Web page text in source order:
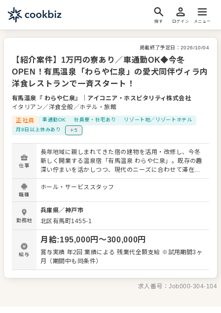
探す ログイン メニュー
掲載終了予定日： 2026/10/04
【紹介案件】1万円の寮あり／車通勤OK◆今冬
OPEN！有馬温泉「わらや仁泉」の愛犬同伴ヴィラ内
洋食レストランで一斉スタート！
有馬温泉『 わらや仁泉』
アイコニア・ホスピタリティ株式会社
イタリアン／洋食全般／ホテル・旅館
正社員
車通勤OK 社員寮・社宅あり
リゾート地／リゾートホテル
月8日以上休みあり
＋5
仕事
長年地域に親しまれてきた宿の建物を活用・改修し、今冬
新しく開業する温泉宿「有馬温泉 わらや仁泉」。既存の趣
深い佇まいを活かしつつ、現代のニーズに合わせて滞在体
験を再構築し、新たな有馬の魅力を提供する新施設が誕生
します！ この新しい施設サービスをイチから盛り上げてく
スタッフを大募集！全員が横並びの一斉スタートなので、
人間関係もフラットで馴染みやすい職場環境です。みんな
で協力し合ってお宿を作り上げる、オープニングならでは
の楽しさややりがいが十分に味わえます。 勤務地は、愛犬
の同伴が可能なヴィラ内にある洋食レストランです。 具体
的なお仕事 ・オーダー受付やレジ対応 ・お客様へのコース
料理のご提供 ・テーブルの片付けなど 小型犬は椅子、大型
ており、お客様だけでなく愛犬の思い出にも残るようなお
もてなしを目指します。新しく生まれ変わる当施設で、上
職種
ホール・サービススタッフ
勤務地
兵庫県／神戸市
北区有馬町1455-1
給与
月給:195,000円〜300,000円
賞与実績 年2回 業績による 残業代全額支給 ※試用期間3ヶ
月（期間中も同条件）
求人番号：Job000-304-104